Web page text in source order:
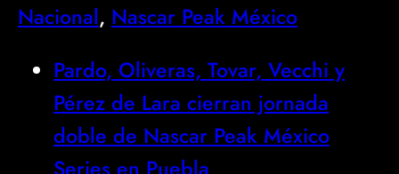
Nacional, Nascar Peak México
Pardo, Oliveras, Tovar, Vecchi y
Pérez de Lara cierran jornada
doble de Nascar Peak México